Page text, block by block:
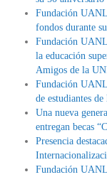
Fundación
fondos durante
Fundación
la educación
Amigos de la
Fundación
de estudiantes
Una nueva
entregan becas
Presencia
Fundación